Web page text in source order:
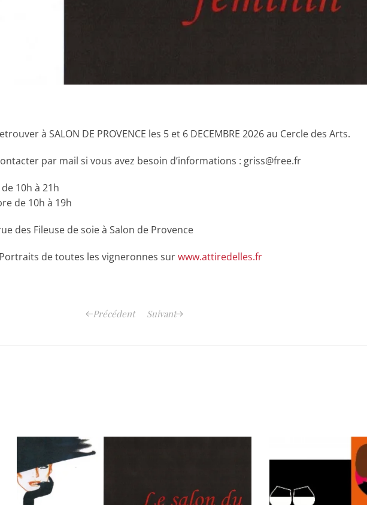
à SALON DE PROVENCE les 5 et 6 DECEMBRE 2026 au Cercle des Arts.
par mail si vous avez besoin d’informations : griss@free.fr
10h à 21h
de 10h à 19h
des Fileuse de soie à Salon de Provence
de toutes les vigneronnes surwww.attiredelles.fr
Précédent Suivant